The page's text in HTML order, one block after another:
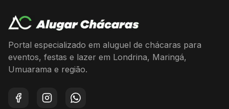
Portal especializado em aluguel de chácaras para
eventos, festas e lazer em Londrina, Maringá,
Umuarama e região.
FacebookInstagramWhatsApp